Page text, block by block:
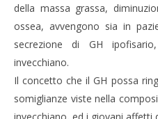
della massa grassa,
ossea, avvengono sia in
secrezione di GH
invecchiano.
Il concetto che il GH possa
somiglianze viste nella